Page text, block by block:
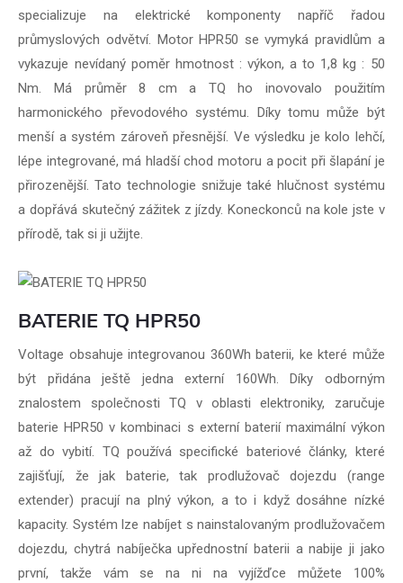
specializuje na elektrické komponenty napříč řadou
průmyslových odvětví. Motor HPR50 se vymyká pravidlům a
vykazuje nevídaný poměr hmotnost : výkon, a to 1,8 kg : 50
Nm. Má průměr 8 cm a TQ ho inovovalo použitím
harmonického převodového systému. Díky tomu může být
menší a systém zároveň přesnější. Ve výsledku je kolo lehčí,
lépe integrované, má hladší chod motoru a pocit při šlapání je
přirozenější. Tato technologie snižuje také hlučnost systému
a dopřává skutečný zážitek z jízdy. Koneckonců na kole jste v
přírodě, tak si ji užijte.
BATERIE TQ HPR50
Voltage obsahuje integrovanou 360Wh baterii, ke které může
být přidána ještě jedna externí 160Wh. Díky odborným
znalostem společnosti TQ v oblasti elektroniky, zaručuje
baterie HPR50 v kombinaci s externí baterií maximální výkon
až do vybití. TQ používá specifické bateriové články, které
zajišťují, že jak baterie, tak prodlužovač dojezdu (range
extender) pracují na plný výkon, a to i když dosáhne nízké
kapacity. Systém lze nabíjet s nainstalovaným prodlužovačem
dojezdu, chytrá nabíječka upřednostní baterii a nabije ji jako
první, takže vám se na ni na vyjížďce můžete 100%